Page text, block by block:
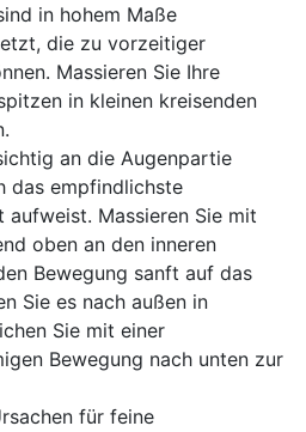
in hohem Maße
die zu vorzeitiger
Massieren Sie Ihre
in kleinen kreisenden
an die Augenpartie
das empfindlichste
aufweist. Massieren Sie mit
oben an den inneren
Bewegung sanft auf das
Sie es nach außen in
Sie mit einer
Bewegung nach unten zur
für feine